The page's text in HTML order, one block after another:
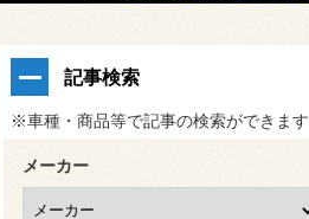
記事検索
※車種・商品等で記事の検索ができます
メーカー